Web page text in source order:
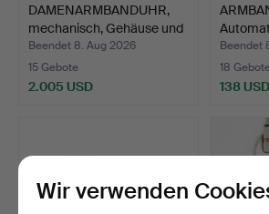
DAMENARMBANDUHR,
mechanisch, Gehäuse und
A…
Beendet 8. Aug 2026
15 Gebote
2.005 USD
Beendet
18
138 USD
Wir verwenden